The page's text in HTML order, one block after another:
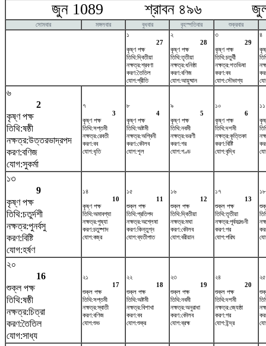
জুন 1089 শ্রাবন ৪৯৬
সোমবার মঙ্গলবার বুধবার বৃহস্পতিবার
শুক্রবার
১
27
কৃষ্ণ পক্ষ
তিথি:দ্বিতীয়া
নক্ষত্র:শ্রবণা
করণ:তৈতিল
যোগ:প্রীতি
২
28
কৃষ্ণ পক্ষ
তিথি:তৃতীয়া
নক্ষত্র:ধনিষ্ঠা
করণ:বণিজ
যোগ:আয়ুষ্মান
৩
29
কৃষ্ণ পক্ষ
তিথি:চতুর্থী
নক্ষত্র:শতভিষ‌া
করণ:বব
যোগ:সৌভাগ্য
৪
৬
2
কৃষ্ণ পক্ষ
তিথি:ষষ্ঠী
নক্ষত্র:উত্তরভাদ্রপদ
করণ:বণিজ
যোগ:সুকর্মা
৭
3
কৃষ্ণ পক্ষ
তিথি:সপ্তমী
নক্ষত্র:রেবতী
করণ:বব
যোগ:ধৃতি
৮
4
কৃষ্ণ পক্ষ
তিথি:অষ্টমী
নক্ষত্র:অশ্বিনী
করণ:কৌলব
যোগ:শূল
৯
5
কৃষ্ণ পক্ষ
তিথি:নবমী
নক্ষত্র:ভরণী
করণ:গর
যোগ:গণ্ড
১০
6
কৃষ্ণ পক্ষ
তিথি:দশমী
নক্ষত্র:কৃত্তিকা
করণ:বিষ্টি
যোগ:বৃদ্ধি
১১
১৩
9
কৃষ্ণ পক্ষ
তিথি:চতুর্দশী
নক্ষত্র:পুনর্বসু
করণ:বিষ্টি
যোগ:হর্ষণ
১৪
10
কৃষ্ণ পক্ষ
তিথি:অমাবশ্যা
নক্ষত্র:পুষ্যা
করণ:চতুষ্পাদ
যোগ:বজ্র
১৫
11
শুক্ল পক্ষ
তিথি:প্রতিপদ
নক্ষত্র:অশ্লেষা
করণ:কিন্তুগ্ন
যোগ:ব্যতীপাত
১৬
12
শুক্ল পক্ষ
তিথি:দ্বিতীয়া
নক্ষত্র:মঘা
করণ:কৌলব
যোগ:বরীয়ান
১৭
13
শুক্ল পক্ষ
তিথি:তৃতীয়া
নক্ষত্র:পূর্বফাল্গুনী
করণ:গর
যোগ:পরিঘ
১৮
২০
16
শুক্ল পক্ষ
তিথি:ষষ্ঠী
নক্ষত্র:চিত্রা
করণ:তৈতিল
যোগ:সাধ্য
২১
17
শুক্ল পক্ষ
তিথি:সপ্তমী
নক্ষত্র:স্বাতী
করণ:বণিজ
যোগ:শুভ
২২
18
শুক্ল পক্ষ
তিথি:অষ্টমী
নক্ষত্র:বিশাখা
করণ:বব
যোগ:শুক্র
২৩
19
শুক্ল পক্ষ
তিথি:নবমী
নক্ষত্র:অনুরাধা
করণ:কৌলব
যোগ:ব্রহ্ম
২৪
20
শুক্ল পক্ষ
তিথি:দশমী
নক্ষত্র:জ্যেষ্ঠা
করণ:গর
যোগ:ইন্দ্র
২৫